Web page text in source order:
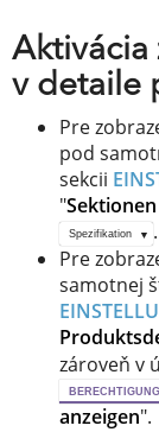
Aktivácia
v detaile
Pre
pod
sekcii
"
Spezifikation
.
Pre
samotnej
zároveň v
anzeigen".